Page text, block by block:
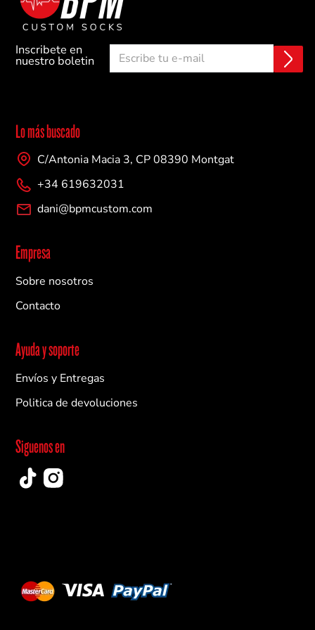
Inscribete en
nuestro boletin
e
c
t
r
E
v
Lo más buscado
C/Antonia Macia 3, CP 08390 Montgat
+34 619632031
dani@bpmcustom.com
Empresa
Sobre nosotros
Contacto
Ayuda y soporte
Envíos y Entregas
Politica de devoluciones
Siguenos en